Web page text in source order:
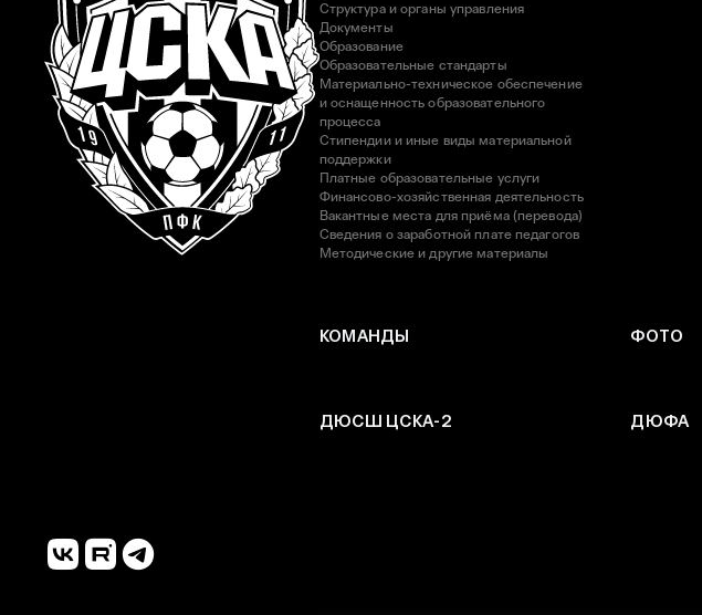
Структура и органы управления
Документы
Образование
Образовательные стандарты
Материально-техническое обеспечение
и оснащенность образовательного
процесса
Стипендии и иные виды материальной
поддержки
Платные образовательные услуги
Финансово-хозяйственная деятельность
Вакантные места для приёма (перевода)
Сведения о заработной плате педагогов
Методические и другие материалы
КОМАНДЫ ФОТО
ДЮСШ ЦСКА-2 ДЮФА